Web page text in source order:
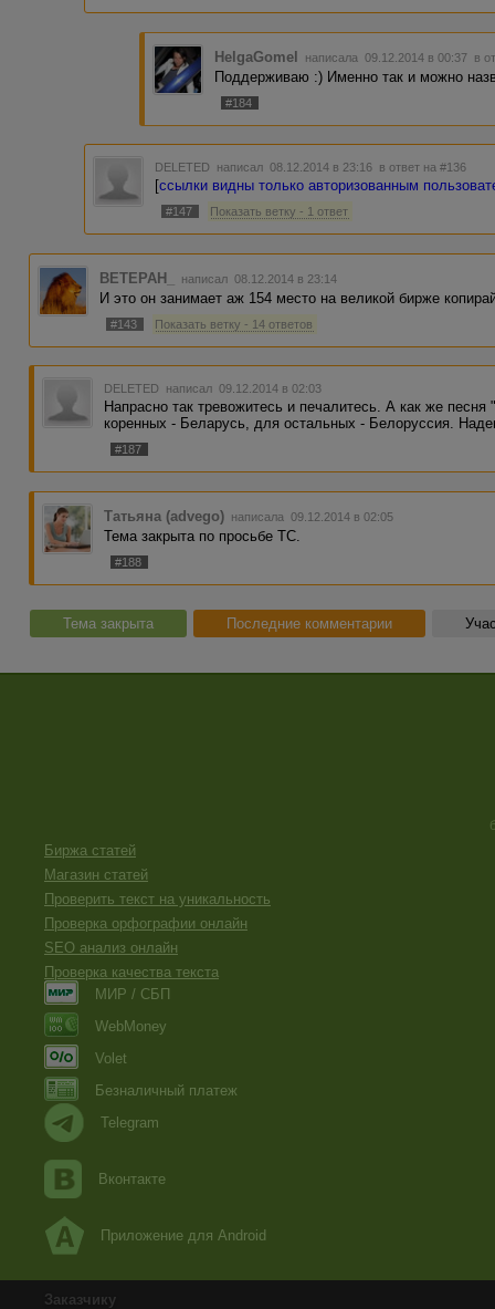
HelgaGomel написала 09.12.2014 в 00:37 в
Поддерживаю :) Именно так и можно
#184
DELETED написал 08.12.2014 в 23:16 в ответ на #136
[ссылки видны только авторизованным
#147 Показать ветку - 1 ответ
BETEPAH_ написал 08.12.2014 в 23:14
И это он занимает аж 154 место на великой бирже
#143 Показать ветку - 14 ответов
DELETED написал 09.12.2014 в 02:03
Напрасно так тревожитесь и печалитесь. А как же
коренных - Беларусь, для остальных - Белоруссия.
#187
Татьяна (advego) написала 09.12.2014 в 02:05
Тема закрыта по просьбе ТС.
#188
Тема закрыта Последние комментарии
Биржа статей
Магазин статей
Проверить текст на уникальность
Проверка орфографии онлайн
SEO анализ онлайн
Проверка качества текста
МИР / СБП
WebMoney
Volet
Безналичный платеж
Telegram
Вконтакте
Приложение для Android
Заказчику